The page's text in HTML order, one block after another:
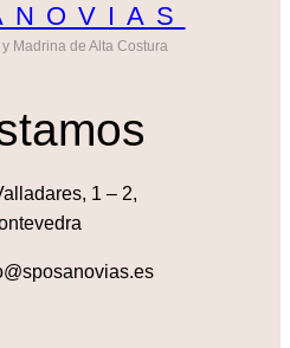
Madrina de Alta Costura
1 – 2,